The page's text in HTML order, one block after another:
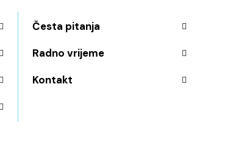
Česta pitanja
Radno vrijeme
Kontakt